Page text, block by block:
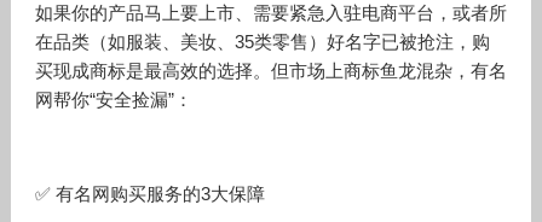
如果你的产品马上要上市、需要紧急入驻电商平台，或者所
在品类（如服装、美妆、35类零售）好名字已被抢注，购
买现成商标是最高效的选择。但市场上商标鱼龙混杂，有名
网帮你“安全捡漏”：
✅ 有名网购买服务的3大保障